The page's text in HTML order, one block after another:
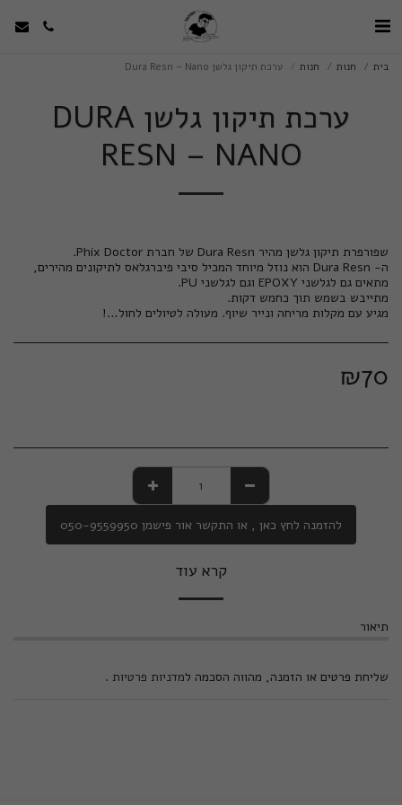
בית חנות חנות ערכת תיקון גלשן Dura Resn – Nano
ערכת תיקון גלשן DURA
RESN – NANO
מגיע עם מקלות מריחה ונייר שיוף. מעולה לטיולים לחול…!
₪70
להזמנה לחץ כאן , או התקשר אור פישמן 050-9559950
קרא עוד
תיאור
שליחת פרטים או הזמנה, מהווה הסכמה למדניות פרטיות .